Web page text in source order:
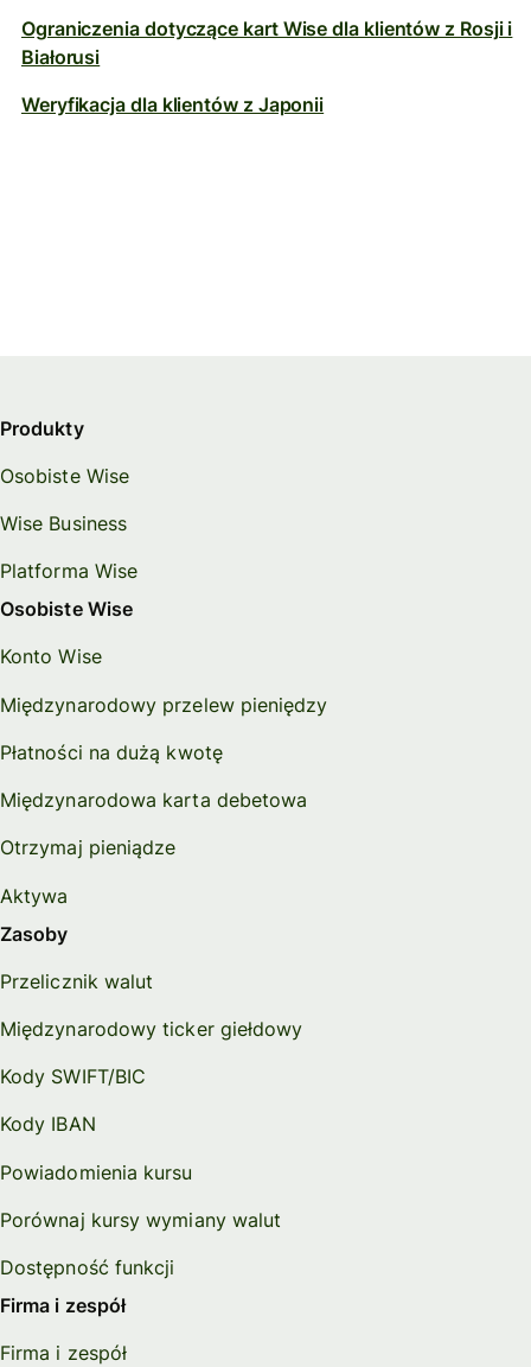
Ograniczenia dotyczące kart Wise dla klientów z Rosji i
Białorusi
Weryfikacja dla klientów z Japonii
Produkty
Osobiste Wise
Wise Business
Platforma Wise
Osobiste Wise
Konto Wise
Międzynarodowy przelew pieniędzy
Płatności na dużą kwotę
Międzynarodowa karta debetowa
Otrzymaj pieniądze
Aktywa
Zasoby
Przelicznik walut
Międzynarodowy ticker giełdowy
Kody SWIFT/BIC
Kody IBAN
Powiadomienia kursu
Porównaj kursy wymiany walut
Dostępność funkcji
Firma i zespół
Firma i zespół